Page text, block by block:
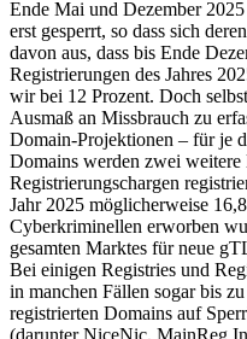
Ende Mai und Dezember
erst gesperrt, so dass sich
davon aus, dass bis Ende
Registrierungen des Jahres
wir bei 12 Prozent. Doch
Ausmaß an Missbrauch zu
Domain-Projektionen – für je
Domains werden zwei weitere
Registrierungschargen
Jahr 2025 möglicherweise
Cyberkriminellen erworben
gesamten Marktes für neue
Bei einigen Registries und
in manchen Fällen sogar bis
registrierten Domains auf
(darunter NiceNic, MainReg